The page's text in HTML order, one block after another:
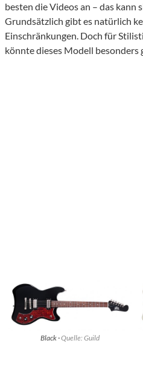
besten die Videos an – das kann
Grundsätzlich gibt es natürlich
Einschränkungen. Doch für
könnte dieses Modell besonders
Black ·Quelle: Guild